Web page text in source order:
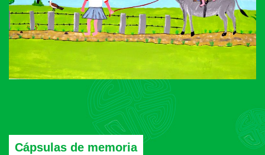
Cápsulas de memoria